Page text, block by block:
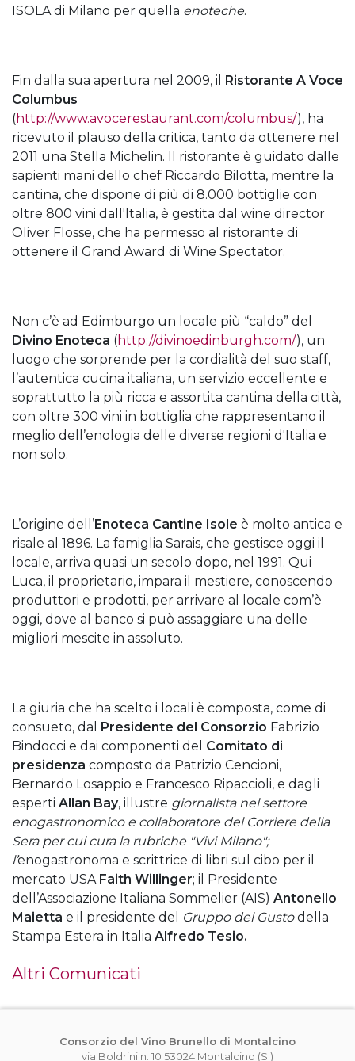
ISOLA di Milano per quella enoteche.
Fin dalla sua apertura nel 2009, il Ristorante A Voce
Columbus
(http://www.avocerestaurant.com/columbus/), ha
ricevuto il plauso della critica, tanto da ottenere nel
2011 una Stella Michelin. Il ristorante è guidato dalle
sapienti mani dello chef Riccardo Bilotta, mentre la
cantina, che dispone di più di 8.000 bottiglie con
oltre 800 vini dall'Italia, è gestita dal wine director
Oliver Flosse, che ha permesso al ristorante di
ottenere il Grand Award di Wine Spectator.
Non c’è ad Edimburgo un locale più “caldo” del
Divino Enoteca (http://divinoedinburgh.com/), un
luogo che sorprende per la cordialità del suo staff,
l’autentica cucina italiana, un servizio eccellente e
soprattutto la più ricca e assortita cantina della città,
con oltre 300 vini in bottiglia che rappresentano il
meglio dell’enologia delle diverse regioni d'Italia e
non solo.
L’origine dell’Enoteca Cantine Isole è molto antica e
risale al 1896. La famiglia Sarais, che gestisce oggi il
locale, arriva quasi un secolo dopo, nel 1991. Qui
Luca, il proprietario, impara il mestiere, conoscendo
produttori e prodotti, per arrivare al locale com’è
oggi, dove al banco si può assaggiare una delle
migliori mescite in assoluto.
La giuria che ha scelto i locali è composta, come di
consueto, dal Presidente del Consorzio Fabrizio
Bindocci e dai componenti del Comitato di
presidenza composto da Patrizio Cencioni,
Bernardo Losappio e Francesco Ripaccioli, e dagli
esperti Allan Bay, illustre giornalista nel settore
enogastronomico e collaboratore del Corriere della
Sera per cui cura la rubriche "Vivi Milano";
l’enogastronoma e scrittrice di libri sul cibo per il
mercato USA Faith Willinger; il Presidente
dell’Associazione Italiana Sommelier (AIS) Antonello
Maietta e il presidente del Gruppo del Gustodella
Stampa Estera in Italia Alfredo Tesio.
Altri Comunicati
Consorzio del Vino Brunello di Montalcino
via Boldrini n. 10 53024 Montalcino (SI)